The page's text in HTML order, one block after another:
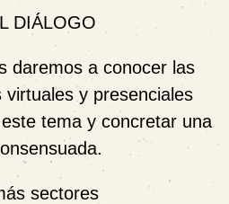
DIÁLOGO
daremos a conocer las
virtuales y presenciales
tema y concretar una
sectores